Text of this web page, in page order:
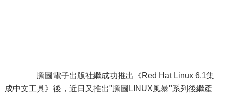
騰圖電子出版社繼成功推出《Red Hat Linux 6.1集
成中文工具》後，近日又推出"騰圖LINUX風暴"系列後繼產